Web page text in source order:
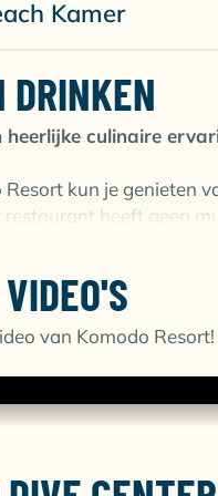
Kamer
DRINKEN
heerlijke culinaire
kun je genieten
heeft geen
Hier kun je genieten
ver weg van
duiken bij
seafront
mooi huisrif dichtbij
badkamer en terras
van Komodo Resort!